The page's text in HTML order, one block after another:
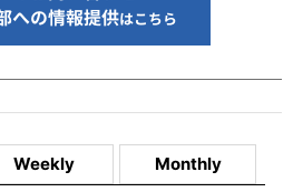
Weekly Monthly